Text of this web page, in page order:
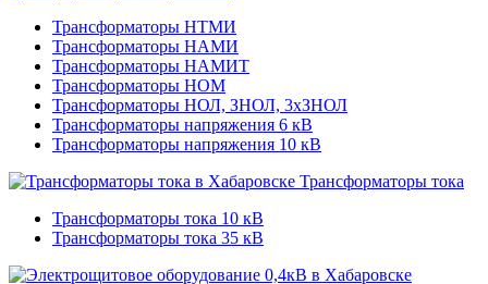
Трансформаторы НТМИ
Трансформаторы НАМИ
Трансформаторы НАМИТ
Трансформаторы НОМ
Трансформаторы НОЛ, ЗНОЛ, 3хЗНОЛ
Трансформаторы напряжения 6 кВ
Трансформаторы напряжения 10 кВ
Трансформаторы тока
Трансформаторы тока 10 кВ
Трансформаторы тока 35 кВ